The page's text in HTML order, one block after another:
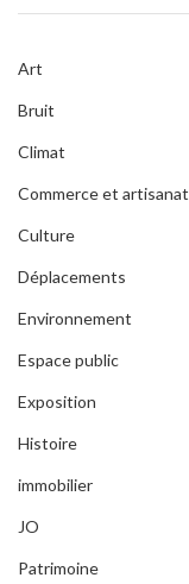
Art
Bruit
Climat
Commerce et artisanat
Culture
Déplacements
Environnement
Espace public
Exposition
Histoire
immobilier
JO
Patrimoine